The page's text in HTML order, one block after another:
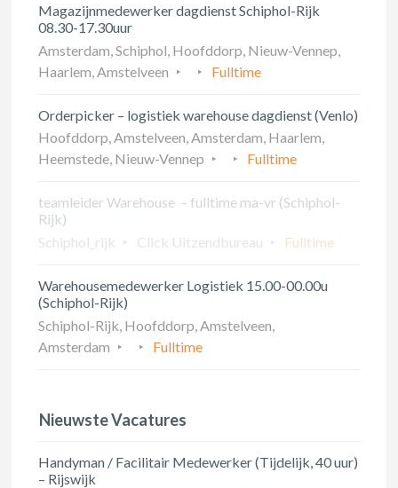
Magazijnmedewerker dagdienst Schiphol-Rijk
08.30-17.30uur
Amsterdam, Schiphol, Hoofddorp, Nieuw-Vennep,
Haarlem, Amstelveen
Fulltime
Orderpicker – logistiek warehouse dagdienst (Venlo)
Hoofddorp, Amstelveen, Amsterdam, Haarlem,
Heemstede, Nieuw-Vennep
Fulltime
teamleider Warehouse – fulltime ma-vr (Schiphol-
Rijk)
Schiphol_rijk
Click Uitzendbureau Fulltime
Warehousemedewerker Logistiek 15.00-00.00u
(Schiphol-Rijk)
Schiphol-Rijk, Hoofddorp, Amstelveen,
Amsterdam
Fulltime
Nieuwste Vacatures
Handyman / Facilitair Medewerker (Tijdelijk, 40 uur)
– Rijswijk